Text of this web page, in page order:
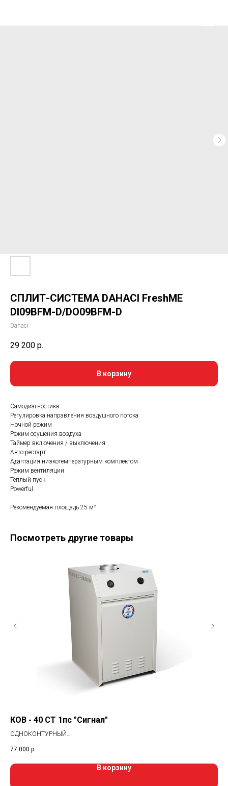
СПЛИТ-СИСТЕМА DAHACI FreshME
DI09BFM-D/DO09BFM-D
Dahaci
29 200 р.
В корзину
Самодиагностика
Регулировка направления воздушного потока
Ночной режим
Режим осушения воздуха
Таймер включения / выключения
Авто-рестарт
Адаптация низкотемпературным комплектом
Режим вентиляции
Теплый пуск
Powerful
Рекомендуемая площадь 25 м²
Посмотреть другие товары
КОВ - 40 СТ 1пс "Сигнал"
ОДНОКОНТУРНЫЙ
77 000 р.
В корзину